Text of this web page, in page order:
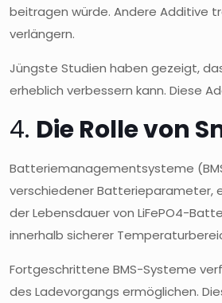
beitragen würde. Andere Additive
verlängern.
Jüngste Studien haben gezeigt,
erheblich verbessern kann. Diese
4. Die Rolle von
Batteriemanagementsysteme
verschiedener Batterieparameter,
der Lebensdauer von LiFePO4-
innerhalb sicherer
Fortgeschrittene BMS-Systeme
des Ladevorgangs ermöglichen.